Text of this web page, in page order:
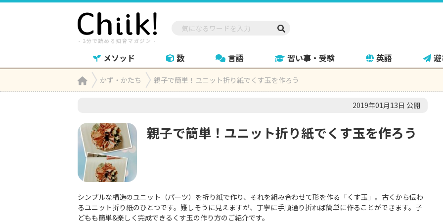
メソッド 数 言語 習い事・受験 英語
Homeかず・かたち 親子で簡単！ユニット折り紙でくす玉を作ろう
2019年01月13日 公開
親子で簡単！ユニット折り紙でくす玉を作ろう
シンプルな構造のユニット（パーツ）を折り紙で作り、それを組み合わせて形を作る「くす玉」。古くから伝わ
るユニット折り紙のひとつです。難しそうに見えますが、丁寧に手順通り折れば簡単に作ることができます。子
どもも簡単&楽しく完成できるくす玉の作り方のご紹介です。